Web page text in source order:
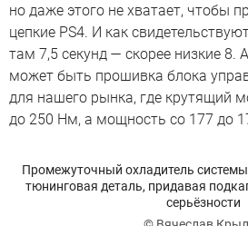
но даже этого не хватает, чтобы
цепкие PS4. И как
там 7,5 секунд — скорее низкие 8.
может быть прошивка блока
для нашего рынка, где крутящий
до 250 Нм, а мощность со 177 до
Промежуточный охладитель
тюнинговая деталь, придавая
серьёзности